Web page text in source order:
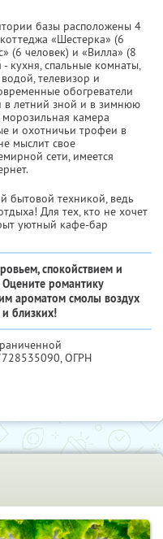
базы расположены 4
«Шестерка» (6
(6 человек) и «Вилла» (8
кухня, спальные комнаты,
телевизор и
обогреватели
в летний зной и в зимнюю
камера
и охотничьи трофеи в
мыслит свое
сети, имеется
бытовой техникой, ведь
Для тех, кто не хочет
уютный кафе-бар
спокойствием и
романтику
ароматом смолы воздух
близких!
, ОГРН